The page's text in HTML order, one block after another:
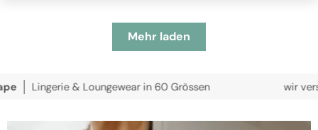
Mehr laden
& Loungewear in 60 Grössen wir versenden